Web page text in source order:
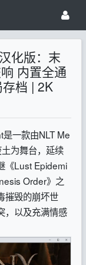
化版：末
内置全通
档 | 2K
是一款由NLT Me
为舞台，延续
《Lust Epidemi
Order》之
摧毁的崩坏世
，以及充满情感